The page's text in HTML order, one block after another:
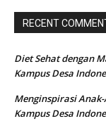
RECENT
Diet Sehat dengan
Kampus Desa
Menginspirasi
Kampus Desa